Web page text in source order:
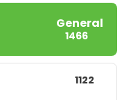
General
1466
1122